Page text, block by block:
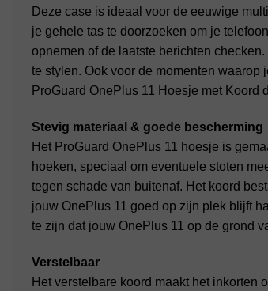
Deze case is ideaal voor de eeuwige
je gehele tas te doorzoeken om je
opnemen of de laatste berichten
te stylen. Ook voor de momenten
ProGuard OnePlus 11 Hoesje met Koord
Stevig materiaal & goede bescherming
Het ProGuard OnePlus 11 hoesje is
hoeken, speciaal om eventuele stoten
tegen schade van buitenaf. Het koord
jouw OnePlus 11 goed op zijn plek blijft
te zijn dat jouw OnePlus 11 op de grond
Verstelbaar
Het verstelbare koord maakt het inkorten